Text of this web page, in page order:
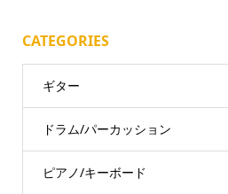
CATEGORIES
ギター
ドラム/パーカッション
ピアノ/キーボード